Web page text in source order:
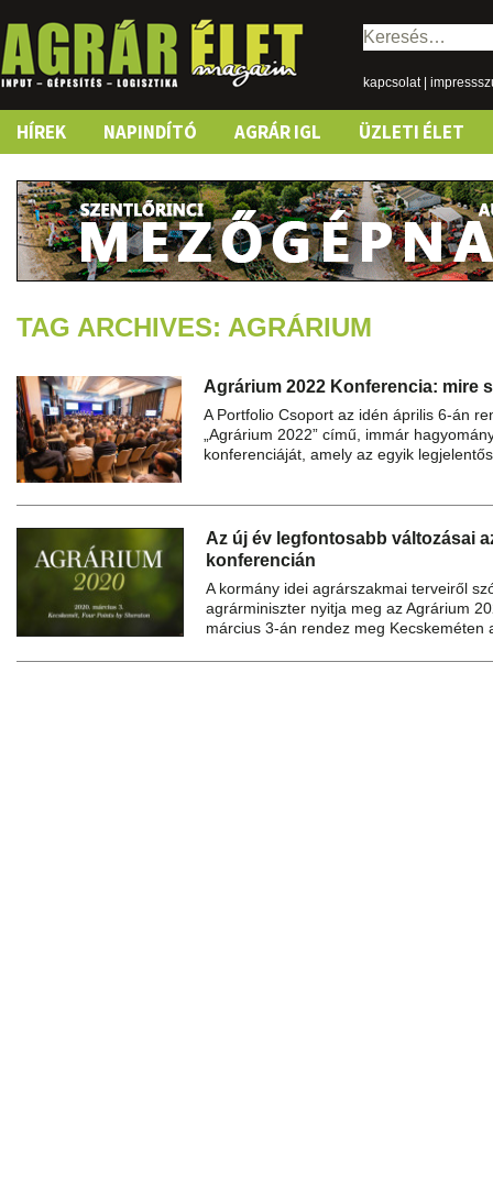
Keresés:
kapcsolat|
Skip
content
HÍREK NAPINDÍTÓ AGRÁR IGL ÜZLETI ÉLET
TAG ARCHIVES: AGRÁRIUM
Agrárium 2022 Konferencia: mire
A Portfolio Csoport az idén április 6-án
„Agrárium 2022” című, immár
konferenciáját, amely az egyik
Az új év legfontosabb változásai
konferencián
A kormány idei agrárszakmai terveiről
agrárminiszter nyitja meg az Agrárium
március 3-án rendez meg